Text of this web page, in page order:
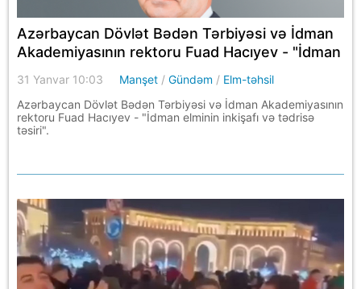
Azərbaycan Dövlət Bədən Tərbiyəsi və İdman
Akademiyasının rektoru Fuad Hacıyev - "İdman
31 Yanvar 10:03 Manşet /Gündəm / Elm-təhsil
Azərbaycan Dövlət Bədən Tərbiyəsi və İdman Akademiyasının
rektoru Fuad Hacıyev - "İdman elminin inkişafı və tədrisə
təsiri".